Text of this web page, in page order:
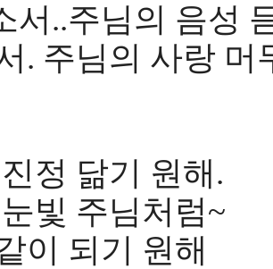
서..주님의 음성
. 주님의 사랑 머
정 닮기 원해.
빛 주님처럼~
이 되기 원해